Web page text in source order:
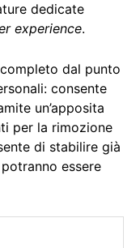
dedicate
experience.
dal punto
consente
un’apposita
per la rimozione
di stabilire già
essere